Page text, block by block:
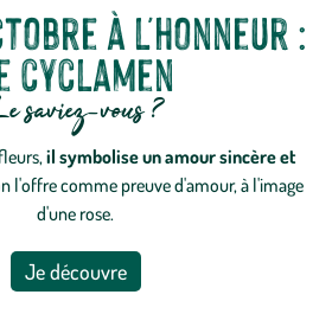
à l'honneur :
cyclamen
saviez-vous ?
il symbolise un amour sincère et
l'offre comme preuve d'amour, à l'image
d'une rose.
Je découvre